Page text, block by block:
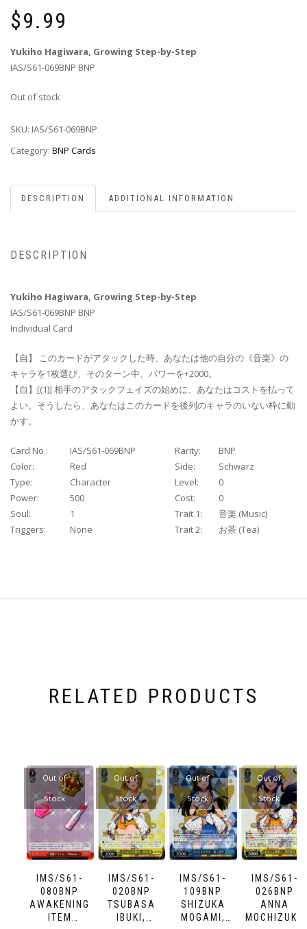
$9.99
Yukiho Hagiwara, Growing Step-by-Step
IAS/S61-069BNP BNP
Out of stock
SKU: IAS/S61-069BNP
Category: BNP Cards
DESCRIPTION ADDITIONAL INFORMATION
DESCRIPTION
Yukiho Hagiwara, Growing Step-by-Step
IAS/S61-069BNP BNP
Individual Card
【自】 このカードがアタックした時、あなたは他の自分の《音楽》の
キャラを1枚選び、そのターン中、パワーを+2000。
【自】[(1)] 相手のアタックフェイズの始めに、あなたはコストを払って
よい。そうしたら、あなたはこのカードを後列のキャラのいない枠に動
かす。
Card No.: IAS/S61-069BNP Rarity:
BNP
Color:
Red Side:
Schwarz
Type:
Character Level:
0
Power:
500 Cost:
0
Soul:
1 Trait 1:
音楽 (Music)
Triggers:
None Trait 2: お茶 (Tea)
RELATED PRODUCTS
IMS/S61-
080BNP
AWAKENING
ITEM
Out of
Stock
IMS/S61-
020BNP
TSUBASA
IBUKI,
Out of
Stock
IMS/S61-
109BNP
SHIZUKA
MOGAMI,
Out of
Stock
IMS/S61-
026BNP
ANNA
MOCHIZUKI,
Out of
Stock